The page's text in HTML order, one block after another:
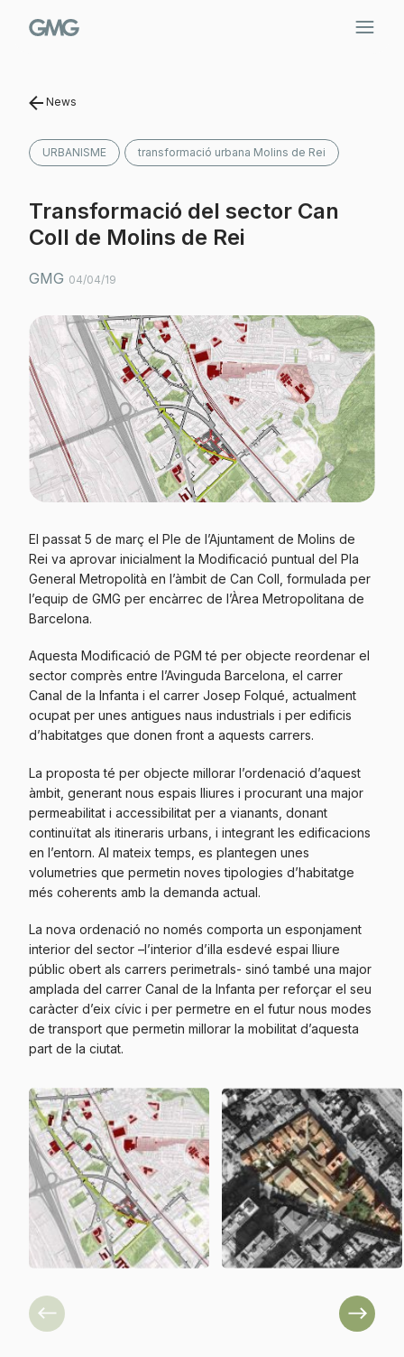
News
URBANISME transformació urbana Molins de Rei
Transformació del sector Can
Coll de Molins de Rei
GMG 04/04/19
El passat 5 de març el Ple de l’Ajuntament de Molins de
Rei va aprovar inicialment la Modificació puntual del Pla
General Metropolità en l’àmbit de Can Coll, formulada per
l’equip de GMG per encàrrec de l’Àrea Metropolitana de
Barcelona.
Aquesta Modificació de PGM té per objecte reordenar el
sector comprès entre l’Avinguda Barcelona, el carrer
Canal de la Infanta i el carrer Josep Folqué, actualment
ocupat per unes antigues naus industrials i per edificis
d’habitatges que donen front a aquests carrers.
La proposta té per objecte millorar l’ordenació d’aquest
àmbit, generant nous espais lliures i procurant una major
permeabilitat i accessibilitat per a vianants, donant
continuïtat als itineraris urbans, i integrant les edificacions
en l’entorn. Al mateix temps, es plantegen unes
volumetries que permetin noves tipologies d’habitatge
més coherents amb la demanda actual.
La nova ordenació no només comporta un esponjament
interior del sector –l’interior d’illa esdevé espai lliure
públic obert als carrers perimetrals- sinó també una major
amplada del carrer Canal de la Infanta per reforçar el seu
caràcter d’eix cívic i per permetre en el futur nous modes
de transport que permetin millorar la mobilitat d’aquesta
part de la ciutat.
Previous Next